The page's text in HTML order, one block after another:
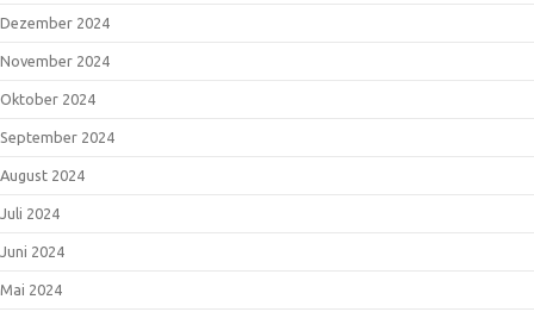
Dezember 2024
November 2024
Oktober 2024
September 2024
August 2024
Juli 2024
Juni 2024
Mai 2024